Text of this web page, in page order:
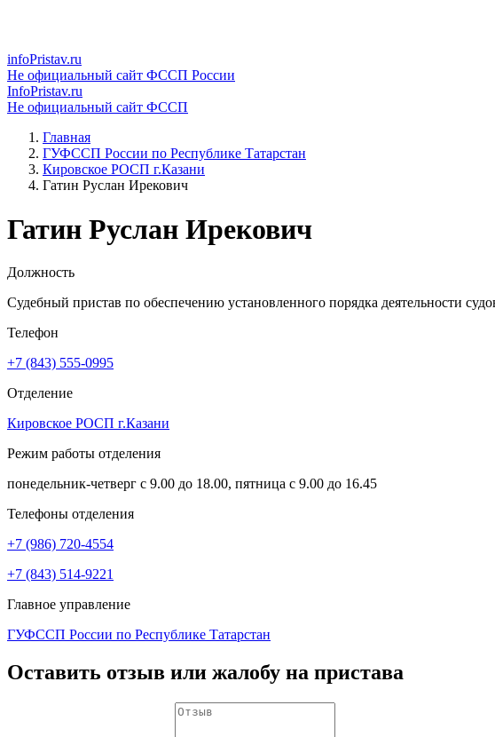
infoPristav.ru
Не официальный сайт ФССП России
InfoPristav.ru
Не официальный сайт ФССП
Главная
ГУФССП России по Республике Татарстан
Кировское РОСП г.Казани
Гатин Руслан Ирекович
Гатин Руслан Ирекович
Должность
Судебный пристав по обеспечению установленного порядка деятельности
Телефон
+7 (843) 555-0995
Отделение
Кировское РОСП г.Казани
Режим работы отделения
понедельник-четверг с 9.00 до 18.00, пятница с 9.00 до 16.45
Телефоны отделения
+7 (986) 720-4554
+7 (843) 514-9221
Главное управление
ГУФССП России по Республике Татарстан
Оставить отзыв или жалобу на пристава